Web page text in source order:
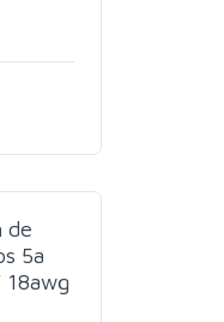
de
5a
18awg